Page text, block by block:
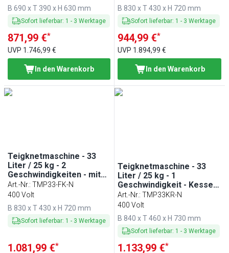
B 690 x T 390 x H 630 mm
Sofort lieferbar: 1 - 3 Werktage
871,99 €*
UVP 1.746,99 €
In den Warenkorb
B 830 x T 430 x H 720 mm
Sofort lieferbar: 1 - 3 Werktage
944,99 €*
UVP 1.894,99 €
In den Warenkorb
Teigknetmaschine - 33
Liter / 25 kg - 2
Geschwindigkeiten - mit
festem Kessel -
Timerfunktion
Art.-Nr.: TMP33-FK-N
400 Volt
B 830 x T 430 x H 720 mm
Sofort lieferbar: 1 - 3 Werktage
1.081,99 €*
Teigknetmaschine - 33
Liter / 25 kg - 1
Geschwindigkeit - Kessel
abnehmbar & Rührwerk
aufklappbar -
Art.-Nr.:TMP33KR-N
400 Volt
B 840 x T 460 x H 730 mm
Sofort lieferbar: 1 - 3 Werktage
1.133,99 €*